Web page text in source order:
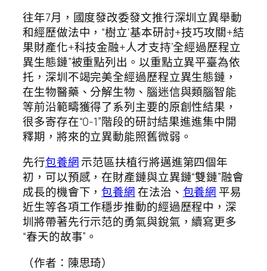
往年7月，國度發改委發文推行深圳立異舉動
和經歷做法中，“樹立‘基本研討+技巧攻關+結
果財產化+科技金融+人才支持’全經過歷程立
異生態鏈”被重點列出。以重點立異平臺為依
托，深圳不竭完美全經過歷程立異生態鏈，
在生物醫藥、分解生物、腦迷信與類腦智能
等前沿範疇獲得了系列主要的原創性結果，
很多寄存在“0-1”階段的研討結果進進集中開
釋期，將來的立異動能照舊微弱。
先行包養網示范區扶植行將邁進第四個年
初，可以預感，在財產鏈與立異鏈“雙鏈”融會
成長的機會下，包養網在法治、 包養網 平易
近生等各項工作穩步推動的經過歷程中，深
圳將帶著先行示范的勇氣與銳氣，續寫更多
“春天的故事”。
（作者：陳思琦）